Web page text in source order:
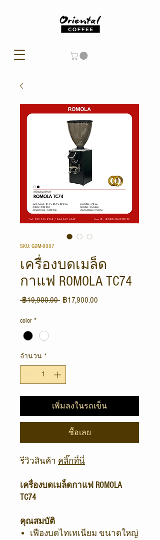
SKU: GDM-0007
เครื่องบดเมล็ด
กาแฟ ROMOLA TC74
฿19,900.00 ราคา
฿17,900.00
color *
จำนวน *
เพิ่มลงในรถเข็น
ซื้อเลย
รีวิวสินค้า คลิ๊กที่นี่
เครื่องบดเมล็ดกาแฟ ROMOLA
TC74
คุณสมบัติ
เฟืองบดไทเทเนียม ขนาดใหญ่